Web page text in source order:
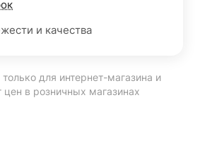
и качества
для интернет-магазина и
цен в розничных магазинах